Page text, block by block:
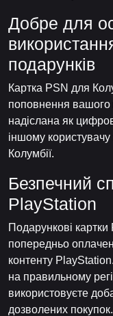
Добре для
подарунків
Картка PSN для
поповнення вашого
надіслана як
іншому
Колумбії.
Безпечний
PlayStation
Подарункові
попередньо
контенту
на правильному
використовуєте
дозволених покупок.